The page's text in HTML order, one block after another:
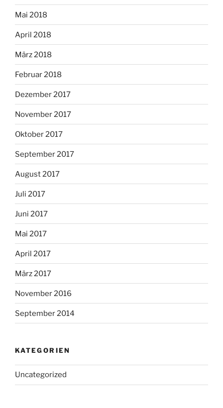
Mai 2018
April 2018
März 2018
Februar 2018
Dezember 2017
November 2017
Oktober 2017
September 2017
August 2017
Juli 2017
Juni 2017
Mai 2017
April 2017
März 2017
November 2016
September 2014
KATEGORIEN
Uncategorized